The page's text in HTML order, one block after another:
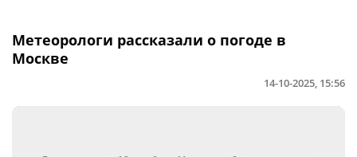
Метеорологи рассказали о погоде в
Москве
14-10-2025, 15:56